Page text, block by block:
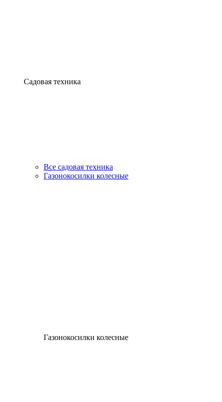
Садовая техника
Все садовая техника
Газонокосилки колесные
Газонокосилки колесные